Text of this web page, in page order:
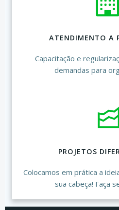
ATENDIMENTO A
Capacitação e
demandas para
PROJETOS
Colocamos em prática a
sua cabeça! Faça